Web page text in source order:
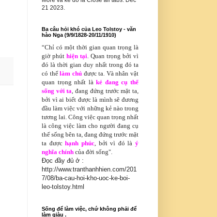
21 2023.
Ba câu hỏi khó của Leo Tolstoy - văn
hào Nga (9/9/1828-20/11/1910)
“Chỉ có một thời gian quan trọng là
giờ phút hiện tại. Quan trọng bởi vì
đó là thời gian duy nhất trong đó ta
có thể làm chủ được ta. Và nhân vật
quan trọng nhất là kẻ đang cụ thể
sống với ta, đang đứng trước mặt ta,
bởi vì ai biết được là mình sẽ đương
đầu làm việc với những kẻ nào trong
tương lai. Công việc quan trọng nhất
là công việc làm cho người đang cụ
thể sống bên ta, đang đứng trước mặt
ta được hạnh phúc, bởi vì đó là ý
nghĩa chính của đời sống".
Đọc đầy đủ ở :
http://www.tranthanhhien.com/201
7/08/ba-cau-hoi-kho-uoc-ke-boi-
leo-tolstoy.html
Sống để làm việc, chứ không phải để
làm giàu .